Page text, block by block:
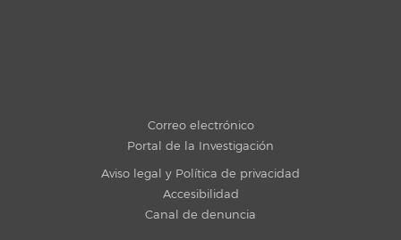
Correo electrónico
Portal de la Investigación
Aviso legal y Política de privacidad
Accesibilidad
Canal de denuncia